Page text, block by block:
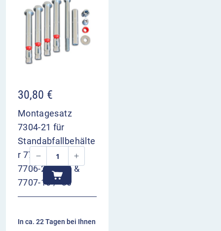
30,80 €
Montagesatz
7304-21 für
Standabfallbehälte
r 7705-20 / -30 &
7706-20 / -30 &
7707-10 / -30
In ca. 22 Tagen bei Ihnen